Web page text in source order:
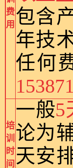
费
用 包含
年技
任何
培
训
时
间
一般5
论为
天安